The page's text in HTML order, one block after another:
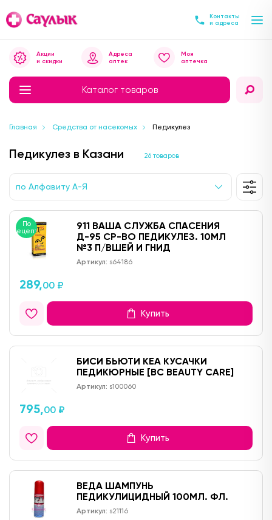
Контакты
и адреса
Каталог товаров
Акции
и скидки
Адреса
аптек
Моя
аптечка
Главная Средства от насекомых Педикулез
Педикулез в Казани 26 товаров
по Алфавиту А-Я
По
рецепту
911 ВАША СЛУЖБА СПАСЕНИЯ
Д-95 СР-ВО ПЕДИКУЛЕЗ. 10МЛ
№3 П/ВШЕЙ И ГНИД
Артикул: s64186
289,00 ₽
Купить
БИСИ БЬЮТИ КЕА КУСАЧКИ
ПЕДИКЮРНЫЕ [BC BEAUTY CARE]
Артикул: s100060
795,00 ₽
Купить
ВЕДА ШАМПУНЬ
ПЕДИКУЛИЦИДНЫЙ 100МЛ. ФЛ.
Артикул: s21116